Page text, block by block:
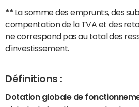
** La somme des emprunts, des
compentation de la TVA et des
ne correspond pas au total des
d'investissement.
Définitions :
Dotation globale de